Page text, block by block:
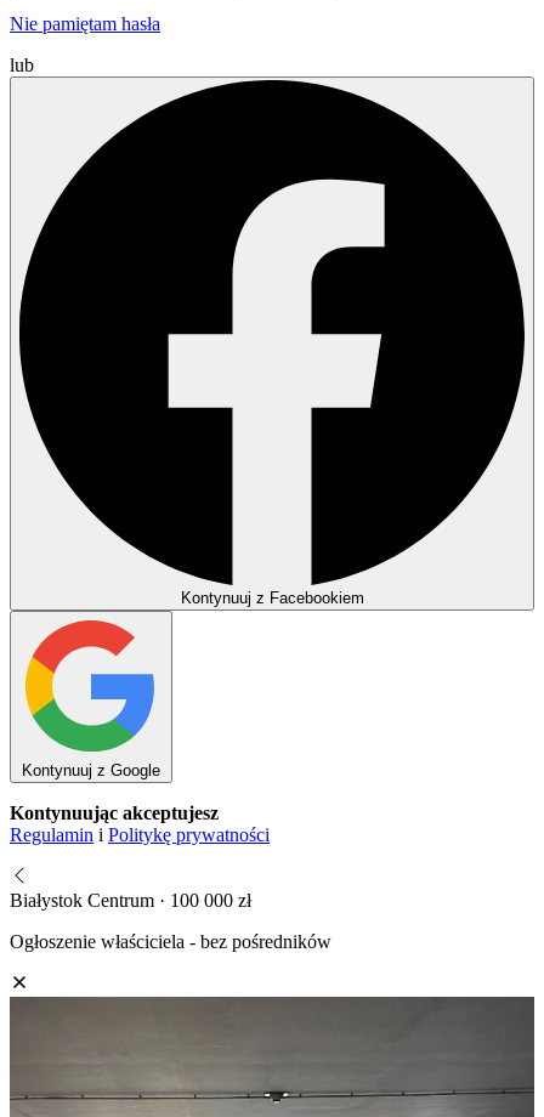
Nie pamiętam hasła
lub
Kontynuuj z Facebookiem
Kontynuuj z Google
Kontynuując akceptujesz
Regulamin i Politykę prywatności
Białystok Centrum · 100 000 zł
Ogłoszenie właściciela - bez pośredników